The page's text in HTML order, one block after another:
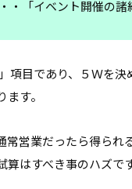
・「イベント開催の
項目であり、５Ｗを
す。
常営業だったら得ら
はすべき事のハズで